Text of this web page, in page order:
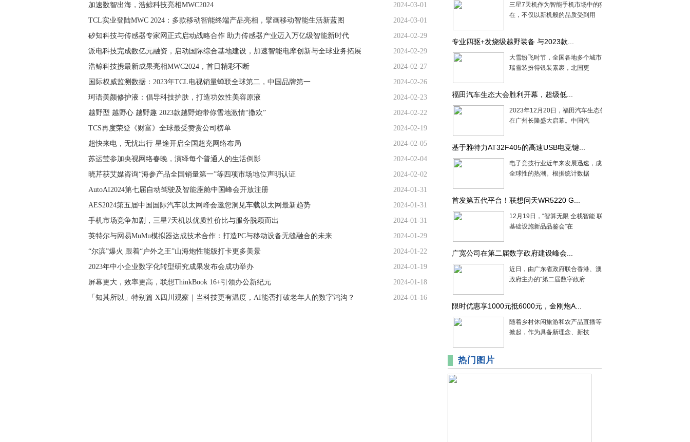
加速数智出海，浩鲸科技亮相MWC2024
2024-03-01
TCL实业登陆MWC 2024：多款移动智能终端产品亮相，擘画移动智能生活新蓝图
2024-03-01
矽知科技与传感器专家网正式启动战略合作 助力传感器产业迈入万亿级智能新时代
2024-02-29
​派电科技完成数亿元融资，启动国际综合基地建设，加速智能电摩创新与全球业务拓展
2024-02-29
浩鲸科技携最新成果亮相MWC2024，首日精彩不断
2024-02-27
国际权威监测数据：2023年TCL电视销量蝉联全球第二，中国品牌第一
2024-02-26
珂语美颜修护液：倡导科技护肤，打造功效性美容原液
2024-02-23
越野型 越野心 越野趣 2023款越野炮带你雪地激情“撒欢”
2024-02-22
TCS再度荣登《财富》全球最受赞赏公司榜单
2024-02-19
超快来电，无忧出行 星途开启全国超充网络布局
2024-02-05
苏运莹参加央视网络春晚，演绎每个普通人的生活倒影
2024-02-04
晓芹获艾媒咨询“海参产品全国销量第一”等四项市场地位声明认证
2024-02-02
AutoAI2024第七届自动驾驶及智能座舱中国峰会开放注册
2024-01-31
AES2024第五届中国国际汽车以太网峰会邀您洞见车载以太网最新趋势
2024-01-31
手机市场竞争加剧，三星7天机以优质性价比与服务脱颖而出
2024-01-31
英特尔与网易MuMu模拟器达成技术合作：打造PC与移动设备无缝融合的未来
2024-01-29
“尔滨”爆火 跟着“户外之王”山海炮性能版打卡更多美景
2024-01-22
2023年中小企业数字化转型研究成果发布会成功举办
2024-01-19
屏幕更大，效率更高，联想ThinkBook 16+引领办公新纪元
2024-01-18
「知其所以」特别篇 X四川观察｜当科技更有温度，AI能否打破老年人的数字鸿沟？
2024-01-16
三星7天机作为智能手机市场中的独特存
在，不仅以新机般的品质受到用
专业四驱+发烧级越野装备 与2023款...
大雪纷飞时节，全国各地多个城市已经被
瑞雪装扮得银装素裹，北国更
福田汽车生态大会胜利开幕，超级低...
2023年12月20日，福田汽车生态创新大会
在广州长隆盛大启幕。中国汽
基于雅特力AT32F405的高速USB电竞键...
电子竞技行业近年来发展迅速，成为一个
全球性的热潮。根据统计数据
首发第五代平台！联想问天WR5220 G...
12月19日，“智算无限 全栈智能 联想算力
基础设施新品品鉴会”在
广宽公司在第二届数字政府建设峰会...
近日，由广东省政府联合香港、澳门特区
政府主办的“第二届数字政府
限时优惠享1000元抵6000元，金刚炮A...
随着乡村休闲旅游和农产品直播等热潮的
掀起，作为具备新理念、新技
热门图片